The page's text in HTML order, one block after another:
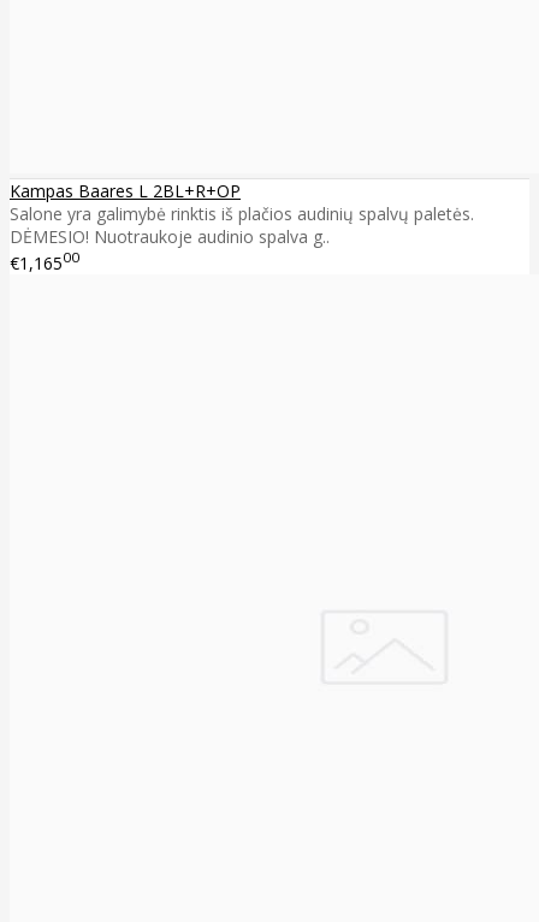
Kampas Baares L 2BL+R+OP
Salone yra galimybė rinktis iš plačios audinių spalvų paletės.
DĖMESIO! Nuotraukoje audinio spalva g..
€1,16500